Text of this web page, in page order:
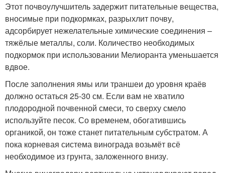
Этот почвоулучшитель задержит питательные вещества,
вносимые при подкормках, разрыхлит почву,
адсорбирует нежелательные химические соединения –
тяжёлые металлы, соли. Количество необходимых
подкормок при использовании Мелиоранта уменьшается
вдвое.
После заполнения ямы или траншеи до уровня краёв
должно остаться 25-30 см. Если вам не хватило
плодородной почвенной смеси, то сверху смело
используйте песок. Со временем, обогатившись
органикой, он тоже станет питательным субстратом. А
пока корневая система винограда возьмёт всё
необходимое из грунта, заложенного внизу.